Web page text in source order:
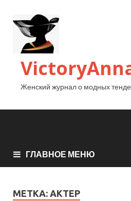
Женский журнал о модных
ГЛАВНОЕ МЕНЮ
МЕТКА: АКТЕР